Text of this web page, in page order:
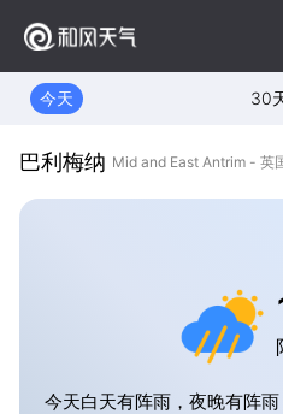
今天 30
巴利梅纳 Mid and East Antrim - 英
今天白天有阵雨，夜晚有阵